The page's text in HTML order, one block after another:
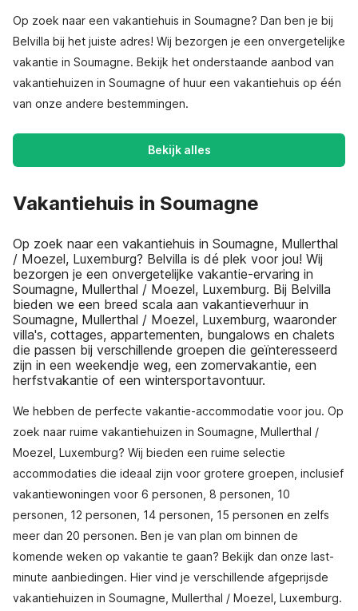
Op zoek naar een vakantiehuis in Soumagne? Dan ben je bij
Belvilla bij het juiste adres! Wij bezorgen je een onvergetelijke
vakantie in Soumagne. Bekijk het onderstaande aanbod van
vakantiehuizen in Soumagne of huur een vakantiehuis op één
van onze andere bestemmingen.
Bekijk alles
Vakantiehuis in Soumagne
Op zoek naar een vakantiehuis in Soumagne, Mullerthal
/ Moezel, Luxemburg? Belvilla is dé plek voor jou! Wij
bezorgen je een onvergetelijke vakantie-ervaring in
Soumagne, Mullerthal / Moezel, Luxemburg. Bij Belvilla
bieden we een breed scala aan vakantieverhuur in
Soumagne, Mullerthal / Moezel, Luxemburg, waaronder
villa's, cottages, appartementen, bungalows en chalets
die passen bij verschillende groepen die geïnteresseerd
zijn in een weekendje weg, een zomervakantie, een
herfstvakantie of een wintersportavontuur.
We hebben de perfecte vakantie-accommodatie voor jou. Op
zoek naar ruime vakantiehuizen in Soumagne, Mullerthal /
Moezel, Luxemburg? Wij bieden een ruime selectie
accommodaties die ideaal zijn voor grotere groepen, inclusief
vakantiewoningen voor 6 personen, 8 personen, 10
personen, 12 personen, 14 personen, 15 personen en zelfs
meer dan 20 personen. Ben je van plan om binnen de
komende weken op vakantie te gaan? Bekijk dan onze last-
minute aanbiedingen. Hier vind je verschillende afgeprijsde
vakantiehuizen in Soumagne, Mullerthal / Moezel, Luxemburg.